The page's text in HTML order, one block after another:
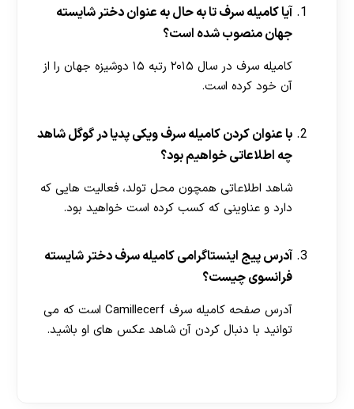
آیا کامیله سرف تا به حال به عنوان دختر شایسته
جهان منصوب شده است؟
کامیله سرف در سال ۲۰۱۵ رتبه ۱۵ دوشیزه جهان را از
آن خود کرده است.
با عنوان کردن کامیله سرف ویکی پدیا در گوگل شاهد
چه اطلاعاتی خواهیم بود؟
شاهد اطلاعاتی همچون محل تولد، فعالیت هایی که
دارد و عناوینی که کسب کرده است خواهید بود.
آدرس پیج اینستاگرامی کامیله سرف دختر شایسته
فرانسوی چیست؟
آدرس صفحه کامیله سرف Camillecerf است که می
توانید با دنبال کردن آن شاهد عکس های او باشید.